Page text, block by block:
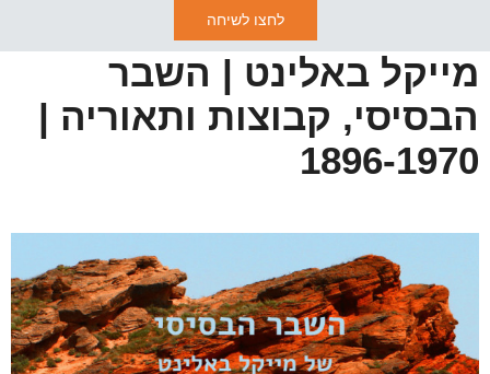
לחצו לשיחה
מייקל באלינט | השבר
הבסיסי, קבוצות ותאוריה |
1896-1970